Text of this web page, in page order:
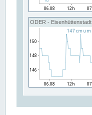
ODER - Eisenhüttenstadt